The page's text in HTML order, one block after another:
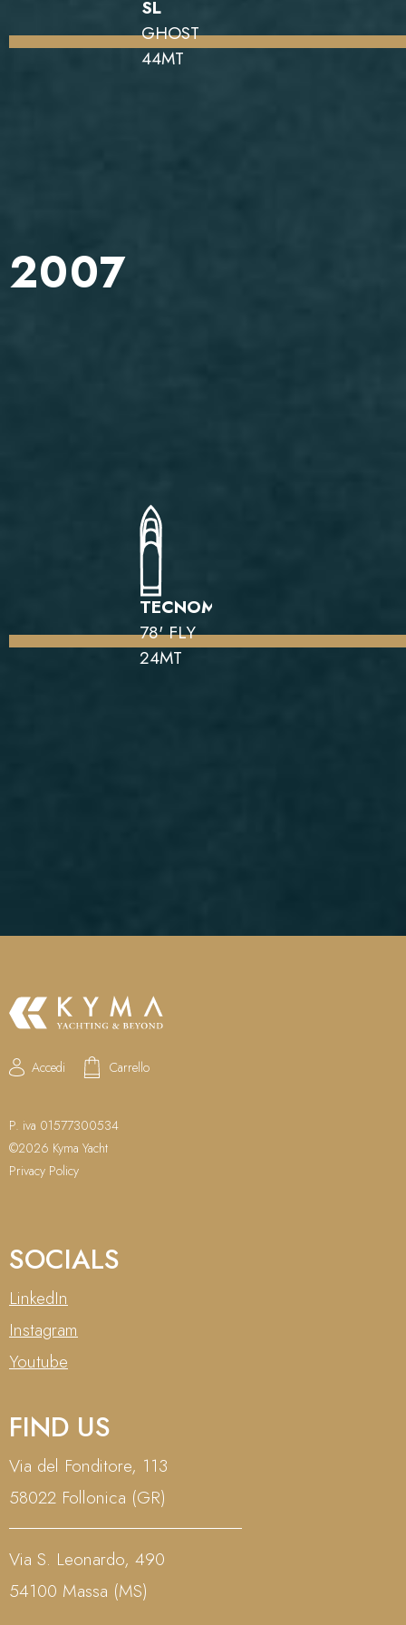
SL
GHOST
44MT
2007
TECNOMAR
78' FLY
24MT
Accedi Carrello
P. iva 01577300534
©2026 Kyma Yacht
Privacy Policy
SOCIALS
LinkedIn
Instagram
Youtube
FIND US
Via del Fonditore, 113
58022 Follonica (GR)
Via S. Leonardo, 490
54100 Massa (MS)